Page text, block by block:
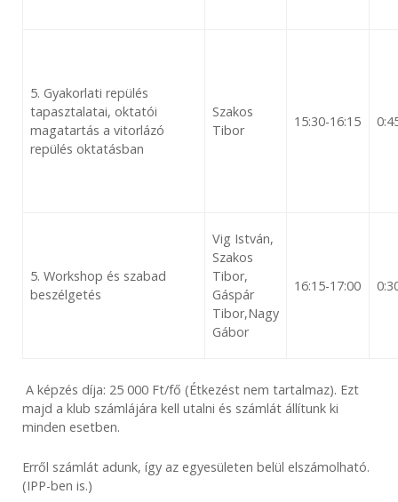
5. Gyakorlati repülés
tapasztalatai, oktatói
magatartás a vitorlázó
repülés oktatásban
Szakos
Tibor
15:30-16:15
5. Workshop és szabad
beszélgetés
Vig István,
Szakos
Tibor,
Gáspár
Tibor,Nagy
Gábor
16:15-17:00
A képzés díja: 25 000 Ft/fő (Étkezést nem tartalmaz). Ezt
majd a klub számlájára kell utalni és számlát állítunk ki
minden esetben.
Erről számlát adunk, így az egyesületen belül elszámolható.
(IPP-ben is.)